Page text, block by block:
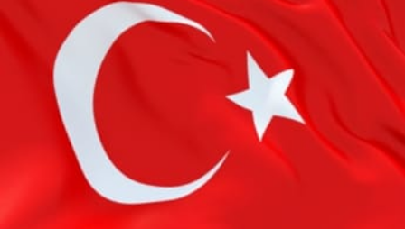
منوعات رياضة
كأس العالم
البرامج
جدول البرامج